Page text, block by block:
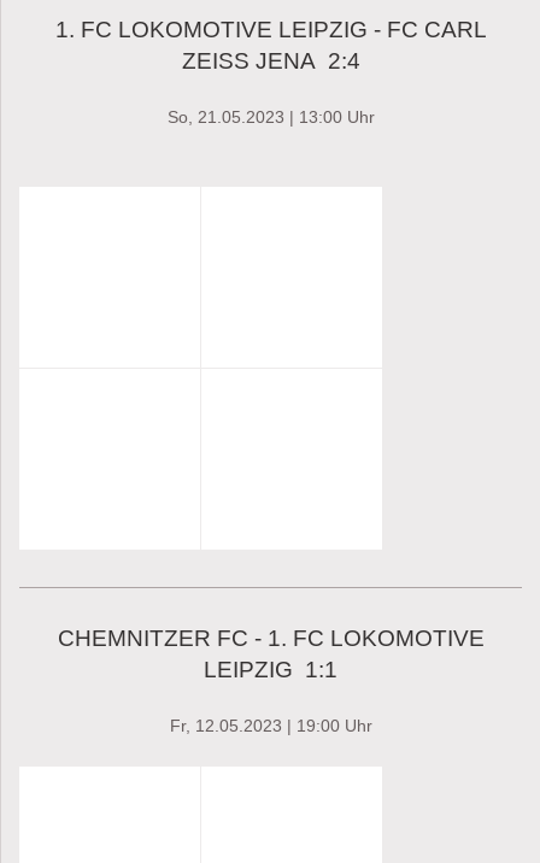
1. FC LOKOMOTIVE LEIPZIG - FC CARL
ZEISS JENA 2:4
So, 21.05.2023 | 13:00 Uhr
CHEMNITZER FC - 1. FC LOKOMOTIVE
LEIPZIG 1:1
Fr, 12.05.2023 | 19:00 Uhr